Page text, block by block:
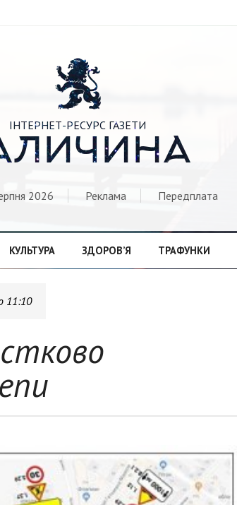

ІНТЕРНЕТ-РЕСУРС ГАЗЕТИ
2026 Реклама Передплата
КУЛЬТУРА ЗДОРОВ’Я ТРАФУНКИ
11:10